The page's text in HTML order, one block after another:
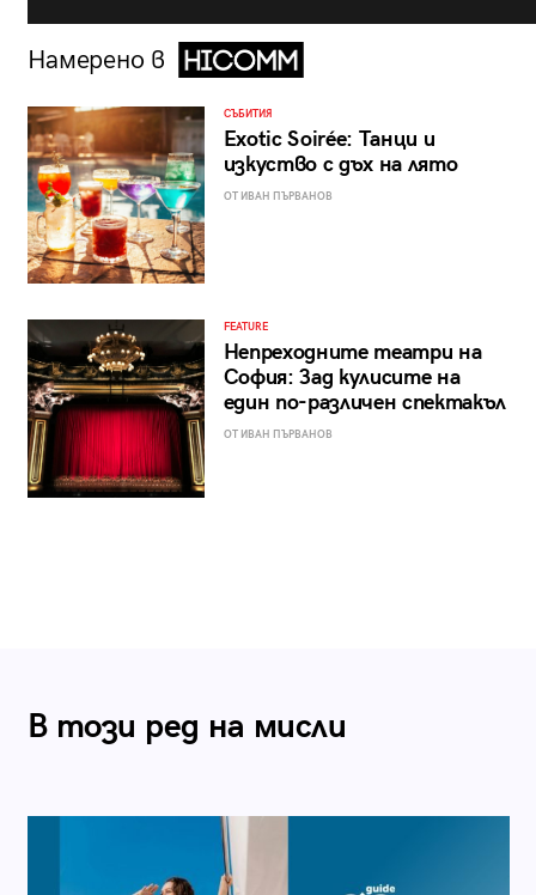
Намерено в
СЪБИТИЯ
Exotic Soirée: Танци и
изкуство с дъх на лято
ОТ ИВАН ПЪРВАНОВ
FEATURE
Непреходните театри на
София: Зад кулисите на
един по-различен спектакъл
ОТ ИВАН ПЪРВАНОВ
В този ред на мисли